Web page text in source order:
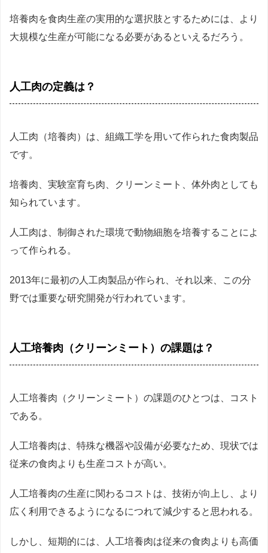
培養肉を食肉生産の実用的な選択肢とするためには、より
大規模な生産が可能になる必要があるといえるだろう。
人工肉の定義は？
人工肉（培養肉）は、組織工学を用いて作られた食肉製品
です。
培養肉、実験室育ち肉、クリーンミート、体外肉としても
知られています。
人工肉は、制御された環境で動物細胞を培養することによ
って作られる。
2013年に最初の人工肉製品が作られ、それ以来、この分
野では重要な研究開発が行われています。
人工培養肉（クリーンミート）の課題は？
人工培養肉（クリーンミート）の課題のひとつは、コスト
である。
人工培養肉は、特殊な機器や設備が必要なため、現状では
従来の食肉よりも生産コストが高い。
人工培養肉の生産に関わるコストは、技術が向上し、より
広く利用できるようになるにつれて減少すると思われる。
しかし、短期的には、人工培養肉は従来の食肉よりも高価